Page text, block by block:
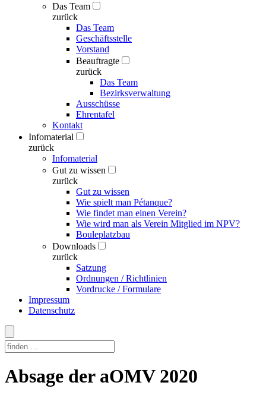
Das Team
zurück
Das Team
Geschäftsstelle
Vorstand
Beauftragte
zurück
Das Team
Bezirksverwaltung
Ausschüsse
Ehrentafel
Kontakt
Infomaterial
zurück
Infomaterial
Gut zu wissen
zurück
Gut zu wissen
Wie spielt man Pétanque?
Wie findet man einen Verein?
Wie wird man als Verein Mitglied im NPV?
Bouleplatzbau
Downloads
zurück
Satzung
Ordnungen / Richtlinien
Vordrucke / Formulare
Impressum
Datenschutz
Skip
to
Absage der aOMV 2020